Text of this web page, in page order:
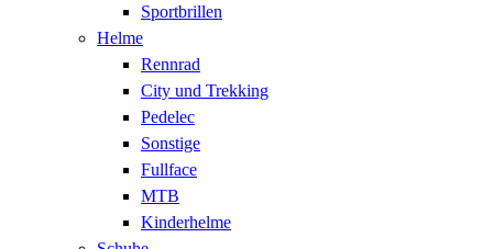
Sportbrillen
Helme
Rennrad
City und Trekking
Pedelec
Sonstige
Fullface
MTB
Kinderhelme